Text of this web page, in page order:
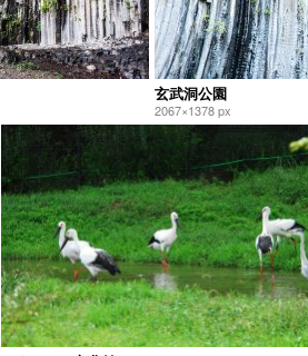
玄武洞公園
2067×1378 px